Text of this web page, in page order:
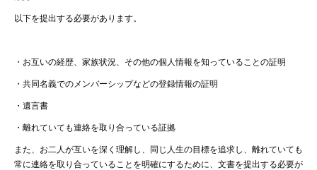
以下を提出する必要があります。
・ お互いの経歴、家族状況、その他の個人情報を知っていることの証明
・ 共同名義でのメンバーシップなどの登録情報の証明
・ 遺言書
・ 離れていても連絡を取り合っている証拠
また、お二人が互いを深く理解し、同じ人生の目標を追求し、離れていても
常に連絡を取り合っていることを明確にするために、文書を提出する必要が